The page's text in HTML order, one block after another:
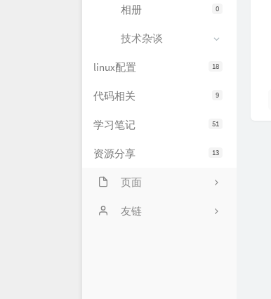
0
相册
技术杂谈
18
linux配置
9
代码相关
51
学习笔记
13
资源分享
页面
网站状态
友链